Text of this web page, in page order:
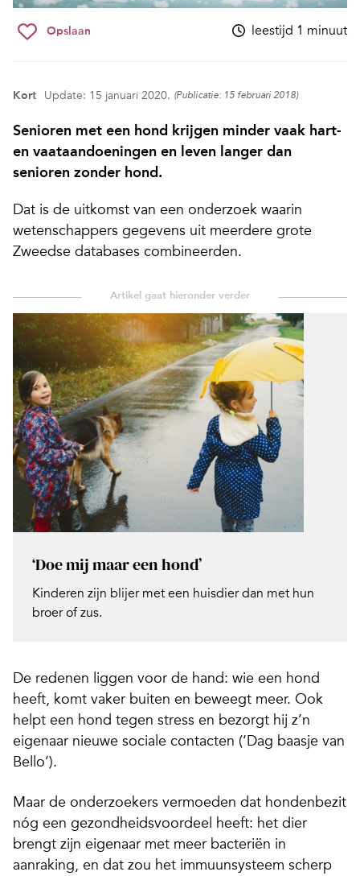
Opslaan leestijd 1 minuut
Kort Update: 15 januari 2020. (Publicatie: 15 februari 2018)
Senioren met een hond krijgen minder vaak hart-
en vaataandoeningen en leven langer dan
senioren zonder hond.
Dat is de uitkomst van een onderzoek waarin
wetenschappers gegevens uit meerdere grote
Zweedse databases combineerden.
‘Doe mij maar een hond’
Kinderen zijn blijer met een huisdier dan met hun
broer of zus.
De redenen liggen voor de hand: wie een hond
heeft, komt vaker buiten en beweegt meer. Ook
helpt een hond tegen stress en bezorgt hij z’n
eigenaar nieuwe sociale contacten (‘Dag baasje van
Bello’).
Maar de onderzoekers vermoeden dat hondenbezit
nóg een gezondheidsvoordeel heeft: het dier
brengt zijn eigenaar met meer bacteriën in
aanraking, en dat zou het immuunsysteem scherp